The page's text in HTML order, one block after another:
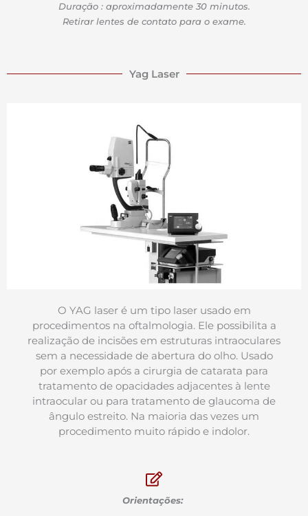
Duração : aproximadamente 30 minutos.
Retirar lentes de contato para o exame.
Yag Laser
O YAG laser é um tipo laser usado em
procedimentos na oftalmologia. Ele possibilita a
realização de incisões em estruturas intraoculares
sem a necessidade de abertura do olho. Usado
por exemplo após a cirurgia de catarata para
tratamento de opacidades adjacentes à lente
intraocular ou para tratamento de glaucoma de
ângulo estreito. Na maioria das vezes um
procedimento muito rápido e indolor.
Orientações: